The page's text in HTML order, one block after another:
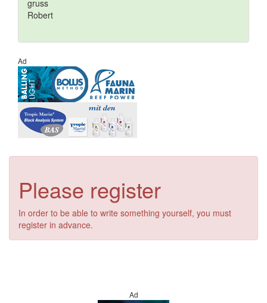
gruss
Robert
Ad
Please register
In order to be able to write something yourself, you must
register in advance.
Ad